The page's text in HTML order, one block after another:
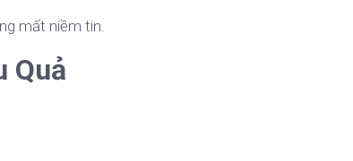
mất niềm tin.
Quả